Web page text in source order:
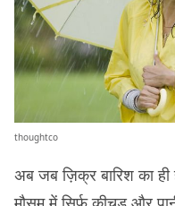
thoughtco
अब जब ज़िक्र बारिश का ही